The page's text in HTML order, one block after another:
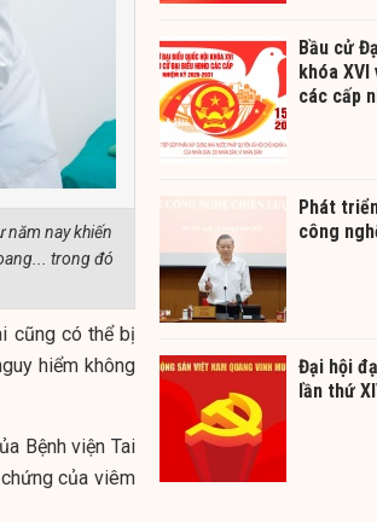
năm nay khiến
trong đó
cũng có thể bị
hiểm không
Bệnh viện Tai
của viêm
Bầu cử
khóa XVI
các cấp
Phát
công
Đại hội
lần thứ